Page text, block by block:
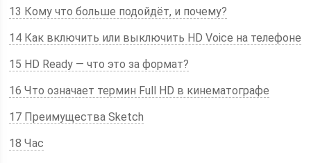
13 Кому что больше подойдёт, и почему?
14 Как включить или выключить HD Voice на телефоне
15 HD Ready — что это за формат?
16 Что означает термин Full HD в кинематографе
17 Преимущества Sketch
18 Час